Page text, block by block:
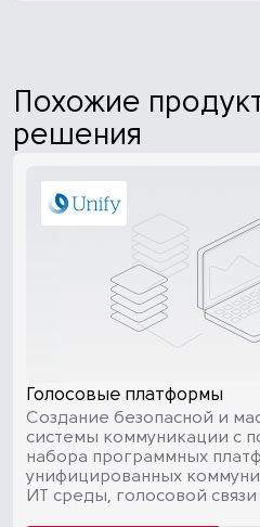
Похожие
решения
Голосовые платформы
Создание безопасной и
системы коммуникации с
набора программных
унифицированных
ИТ среды, голосовой